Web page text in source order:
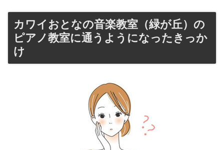
カワイおとなの音楽教室（緑が丘）の
ピアノ教室に通うようになったきっか
け